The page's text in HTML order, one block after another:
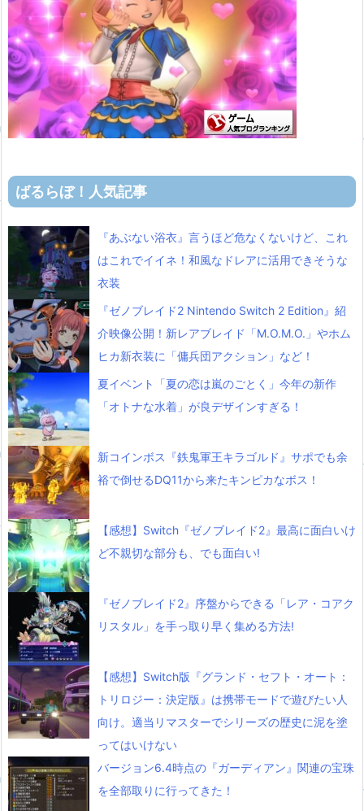
ばるらぼ！人気記事
『あぶない浴衣』言うほど危なくないけど、これ
はこれでイイネ！和風なドレアに活用できそうな
衣装
『ゼノブレイド2 Nintendo Switch 2 Edition』紹
介映像公開！新レアブレイド「M.O.M.O.」やホム
ヒカ新衣装に「傭兵団アクション」など！
夏イベント「夏の恋は嵐のごとく」今年の新作
「オトナな水着」が良デザインすぎる！
新コインボス『鉄鬼軍王キラゴルド』サポでも余
裕で倒せるDQ11から来たキンピカなボス！
【感想】Switch『ゼノブレイド2』最高に面白いけ
ど不親切な部分も、でも面白い!
『ゼノブレイド2』序盤からできる「レア・コアク
リスタル」を手っ取り早く集める方法!
【感想】Switch版『グランド・セフト・オート：
トリロジー：決定版』は携帯モードで遊びたい人
向け。適当リマスターでシリーズの歴史に泥を塗
ってはいけない
バージョン6.4時点の『ガーディアン』関連の宝珠
を全部取りに行ってきた！